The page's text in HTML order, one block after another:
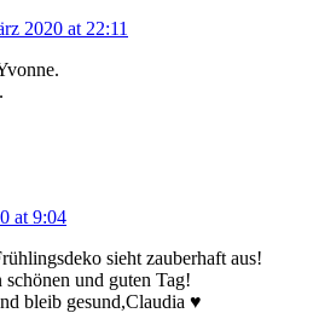
2020 at 22:11
at 9:04
sieht zauberhaft aus!
und guten Tag!
bleib gesund,Claudia ♥️